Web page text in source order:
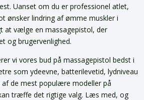
Uanset om du er professionel atlet,
ønsker lindring af ømme muskler i
at vælge en massagepistol, der
og brugervenlighed.
vi vores bud på massagepistol bedst i
som ydeevne, batterilevetid, lydniveau
af de mest populære modeller på
træffe det rigtige valg. Læs med, og